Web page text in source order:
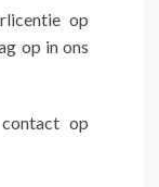
op
op in ons
op